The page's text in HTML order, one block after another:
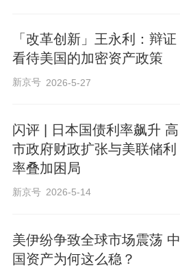
「改革创新」王永利：辩证
看待美国的加密资产政策
新京号 2026-5-27
闪评 | 日本国债利率飙升 高
市政府财政扩张与美联储利
率叠加困局
新京号 2026-5-14
美伊纷争致全球市场震荡 中
国资产为何这么稳？